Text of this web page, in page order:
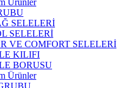
Ürünler
SELELERİ
SELELERİ
VE COMFORT SELELERİ
KILIFI
BORUSU
Ürünler